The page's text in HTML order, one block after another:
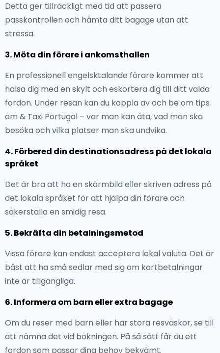
Detta ger tillräckligt med tid att passera
passkontrollen och hämta ditt bagage utan att
stressa.
3. Möta din förare i ankomsthallen
En professionell engelsktalande förare kommer att
hälsa dig med en skylt och eskortera dig till ditt valda
fordon. Under resan kan du koppla av och be om tips
om & Taxi Portugal – var man kan äta, vad man ska
besöka och vilka platser man ska undvika.
4. Förbered din destinationsadress på det lokala
språket
Det är bra att ha en skärmbild eller skriven adress på
det lokala språket för att hjälpa din förare och
säkerställa en smidig resa.
5. Bekräfta din betalningsmetod
Vissa förare kan endast acceptera lokal valuta. Det är
bäst att ha små sedlar med sig om kortbetalningar
inte är tillgängliga.
6. Informera om barn eller extra bagage
Om du reser med barn eller har stora resväskor, se till
att nämna det vid bokningen. På så sätt får du ett
fordon som passar dina behov bekvämt.